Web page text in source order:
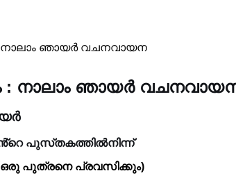
ഞായർ വചനവായന
നാലാം ഞായർ
പുസ്‌തകത്തിൽനിന്ന്
ഒരു പുത്രനെ പ്രവസിക്കും)